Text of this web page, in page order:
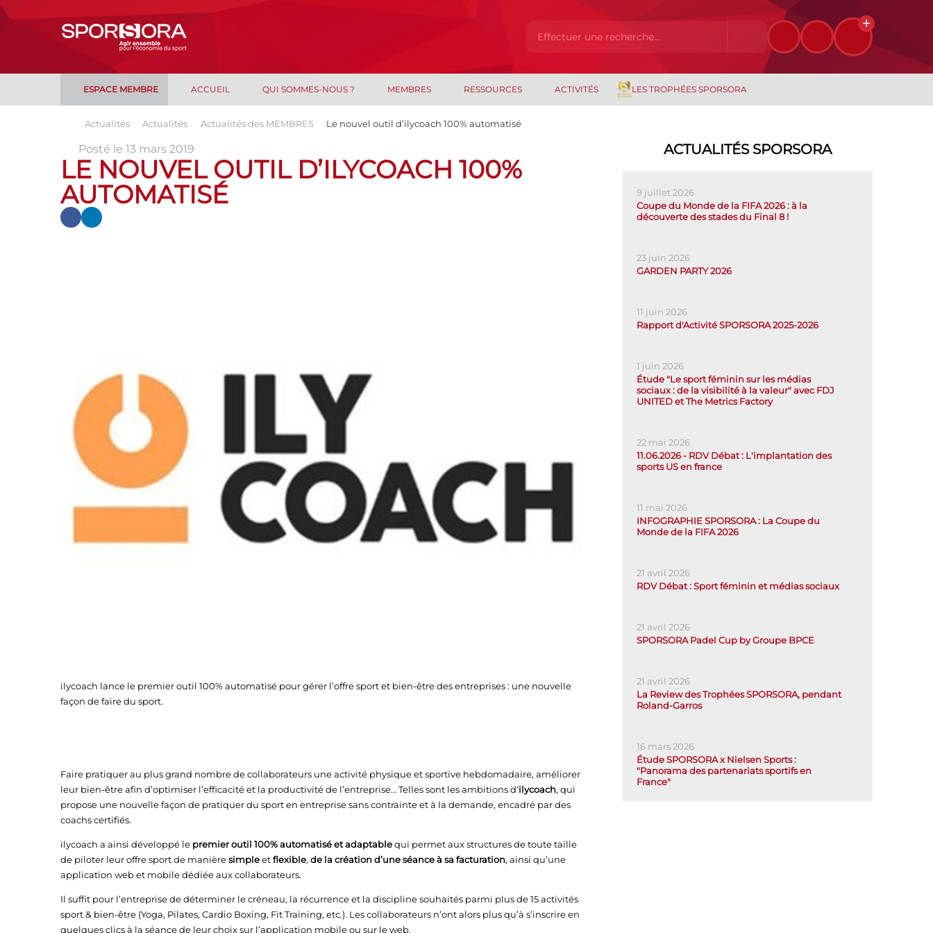
ESPACE MEMBRE ACCUEIL QUI SOMMES-NOUS ? MEMBRES RESSOURCES ACTIVITÉS LES TROPHÉES SPORSORA
Actualités Actualités Actualités des MEMBRES Le nouvel outil d’ilycoach 100% automatisé
Posté le 13 mars 2019
LE NOUVEL OUTIL D’ILYCOACH 100%
AUTOMATISÉ
ilycoach lance le premier outil 100% automatisé pour gérer l’offre sport et bien-être des entreprises : une nouvelle
façon de faire du sport.
Faire pratiquer au plus grand nombre de collaborateurs une activité physique et sportive hebdomadaire, améliorer
leur bien-être afin d’optimiser l’efficacité et la productivité de l’entreprise… Telles sont les ambitions d’ilycoach, qui
propose une nouvelle façon de pratiquer du sport en entreprise sans contrainte et à la demande, encadré par des
coachs certifiés.
ilycoach a ainsi développé le premier outil 100% automatisé et adaptablequi permet aux structures de toute taille
de piloter leur offre sport de manièresimpleetflexible, de la création d’une séance à sa facturation, ainsi qu’une
application web et mobile dédiée aux collaborateurs.
Il suffit pour l’entreprise de déterminer le créneau, la récurrence et la discipline souhaités parmi plus de 15 activités
sport & bien-être (Yoga, Pilates, Cardio Boxing, Fit Training, etc.). Les collaborateurs n’ont alors plus qu’à s’inscrire en
quelques clics à la séance de leur choix sur l’application mobile ou sur le web.
ACTUALITÉS SPORSORA
9 juillet 2026
Coupe du Monde de la FIFA 2026 : à la
découverte des stades du Final 8 !
23 juin 2026
GARDEN PARTY 2026
11 juin 2026
Rapport d'Activité SPORSORA 2025-2026
1 juin 2026
Étude "Le sport féminin sur les médias
sociaux : de la visibilité à la valeur" avec FDJ
UNITED et The Metrics Factory
22 mai 2026
11.06.2026 - RDV Débat : L'implantation des
sports US en france
11 mai 2026
INFOGRAPHIE SPORSORA : La Coupe du
Monde de la FIFA 2026
21 avril 2026
RDV Débat : Sport féminin et médias sociaux
21 avril 2026
SPORSORA Padel Cup by Groupe BPCE
21 avril 2026
La Review des Trophées SPORSORA, pendant
Roland-Garros
16 mars 2026
Étude SPORSORA x Nielsen Sports :
"Panorama des partenariats sportifs en
France"